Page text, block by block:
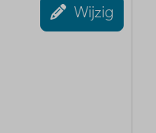
Wijzig